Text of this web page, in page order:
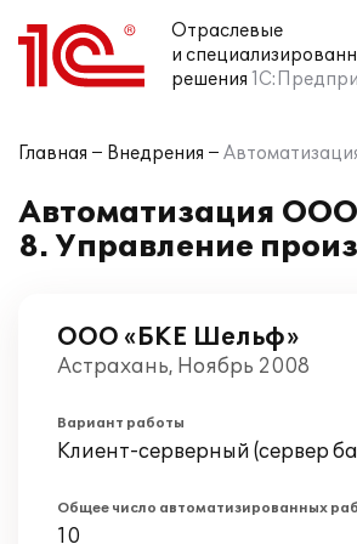
Отраслевые
и
решения
Главная Внедрения
Автоматизация
8. Управление
ООО «БКЕ Шельф»
Астрахань, Ноябрь 2008
Вариант работы
Клиент-серверный (сервер
Общее число автоматизированных
10